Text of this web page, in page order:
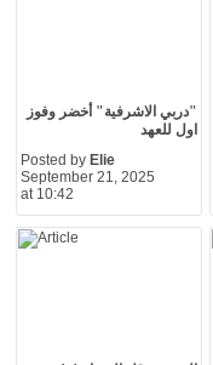
"دربي الاشرفية" أخضر وفوز
اول للعهد
Posted by Elie
September 21, 2025
at 10:42